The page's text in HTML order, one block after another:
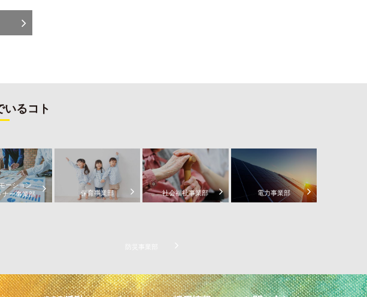
いるコト
ーション
ナー事業部
保育事業部 社会福祉事業部 電力事業部